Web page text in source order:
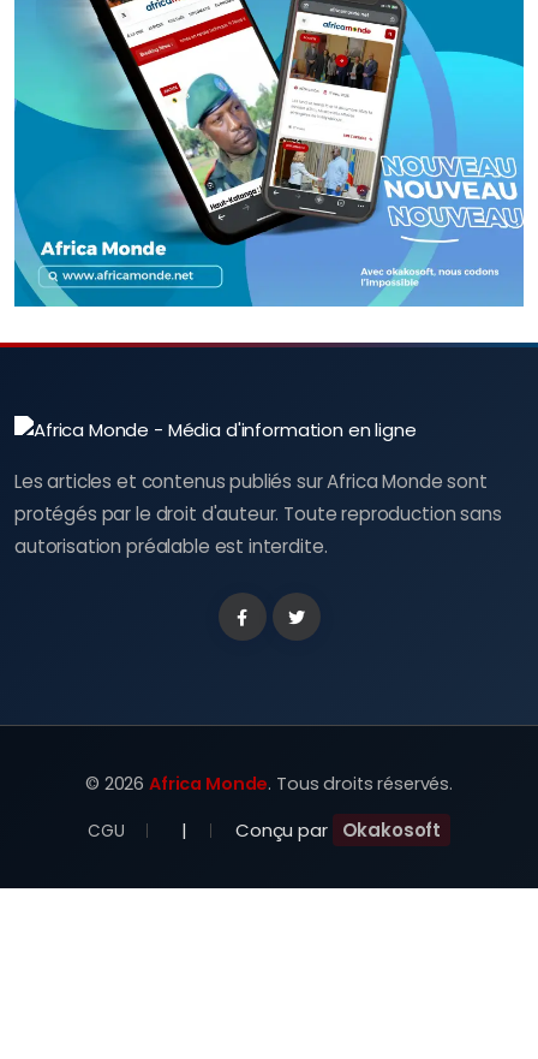
Les articles et contenus publiés sur Africa Monde sont
protégés par le droit d'auteur. Toute reproduction sans
autorisation préalable est interdite.
FacebookTwitter
© 2026 Africa Monde. Tous droits réservés.
CGU | Conçu par Okakosoft